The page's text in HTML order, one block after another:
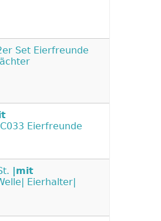
Set Eierfreunde
Eierfreunde
|mit
Eierhalter|